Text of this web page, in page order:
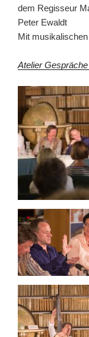
dem Regisseur
Peter Ewaldt
Mit
Atelier